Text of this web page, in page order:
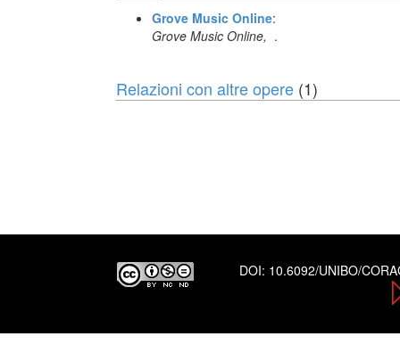
Grove Music Online:
Grove Music Online, .
Relazioni con altre opere (1)
DOI: 10.6092/UNIBO/